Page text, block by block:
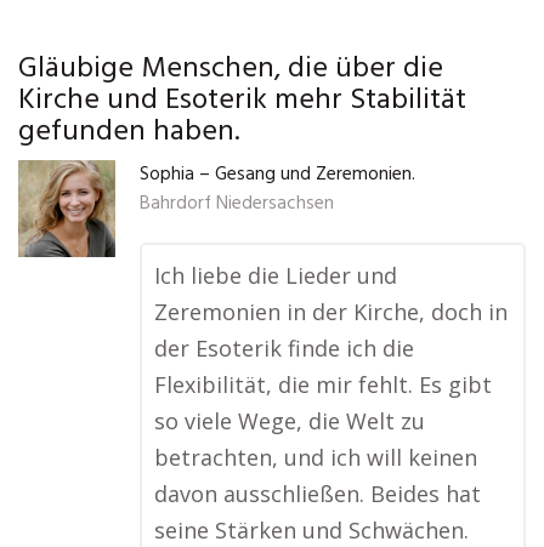
Gläubige Menschen, die über die
Kirche und Esoterik mehr Stabilität
gefunden haben.
Sophia – Gesang und Zeremonien.
Bahrdorf Niedersachsen
Ich liebe die Lieder und
Zeremonien in der Kirche, doch in
der Esoterik finde ich die
Flexibilität, die mir fehlt. Es gibt
so viele Wege, die Welt zu
betrachten, und ich will keinen
davon ausschließen. Beides hat
seine Stärken und Schwächen.